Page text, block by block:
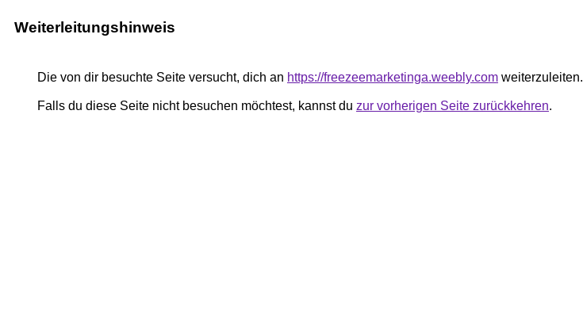
Weiterleitungshinweis
Die von dir besuchte Seite versucht, dich an https://freezeemarketinga.weebly.com weiterzuleiten.
Falls du diese Seite nicht besuchen möchtest, kannst du zur vorherigen Seite zurückkehren.